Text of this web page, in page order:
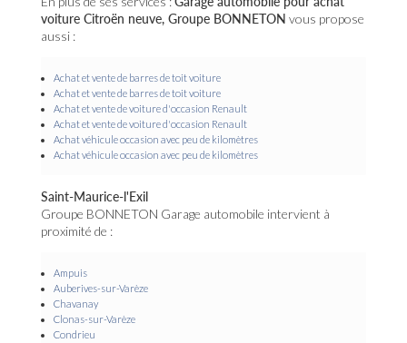
voiture Citroën neuve, Groupe BONNETON vous propose
aussi :
Achat et vente de barres de toit voiture
Achat et vente de barres de toit voiture
Achat et vente de voiture d'occasion Renault
Achat et vente de voiture d'occasion Renault
Achat véhicule occasion avec peu de kilomètres
Achat véhicule occasion avec peu de kilomètres
Saint-Maurice-l'Exil
Groupe BONNETON Garage automobile intervient à
proximité de :
Ampuis
Auberives-sur-Varèze
Chavanay
Clonas-sur-Varèze
Condrieu